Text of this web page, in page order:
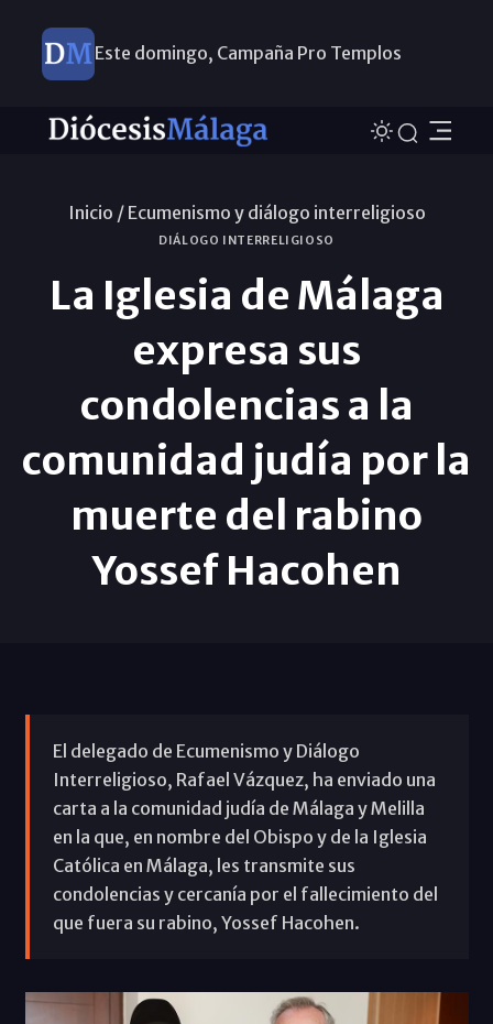
Este domingo, Campaña Pro Templos
Inicio / Ecumenismo y diálogo interreligioso
DIÁLOGO INTERRELIGIOSO
La Iglesia de Málaga
expresa sus
condolencias a la
comunidad judía por la
muerte del rabino
Yossef Hacohen
El delegado de Ecumenismo y Diálogo
Interreligioso, Rafael Vázquez, ha enviado una
carta a la comunidad judía de Málaga y Melilla
en la que, en nombre del Obispo y de la Iglesia
Católica en Málaga, les transmite sus
condolencias y cercanía por el fallecimiento del
que fuera su rabino, Yossef Hacohen.